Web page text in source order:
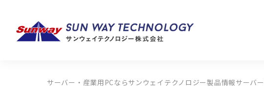
製品カテゴリから探す
サーバー・産業用PCならサンウェイテクノロジー製品情報サーバー